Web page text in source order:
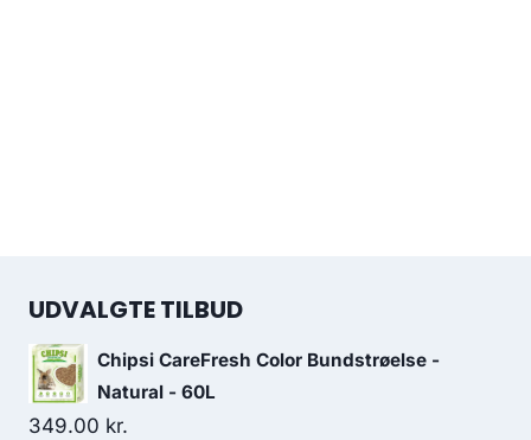
UDVALGTE TILBUD
Chipsi CareFresh Color Bundstrøelse -
Natural - 60L
349.00 kr.